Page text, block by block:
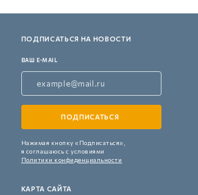
ПОДПИСАТЬСЯ НА НОВОСТИ
ВАШ E-MAIL
Нажимая кнопку «Подписаться»,
я соглашаюсь с условиями
Политики конфиденциальности
КАРТА САЙТА